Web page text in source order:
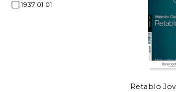
1937 01 01
Retablo